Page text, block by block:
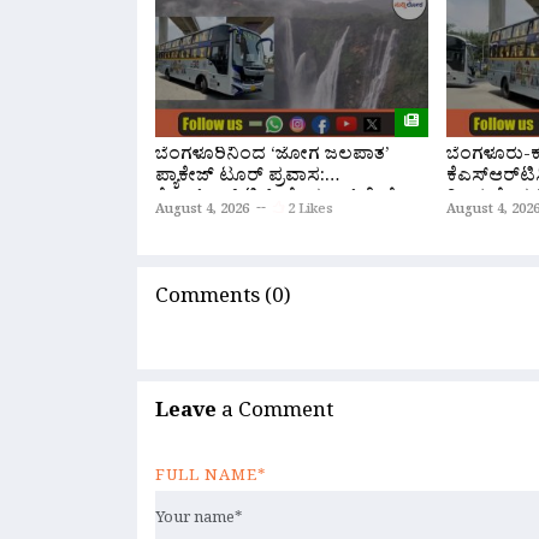
ಬೆಂಗಳೂರಿನಿಂದ ‘ಜೋಗ ಜಲಪಾತ’
ಪ್ಯಾಕೇಜ್ ಟೂರ್ ಪ್ರವಾಸ:
ಕೆ.ಎಸ್.ಆರ್.ಟಿ.ಸಿ ಹೊಸ ಬಸ್ ಸೇವೆ
ಆರಂಭ
August 4, 2026 2 Likes
ಬೆಂಗಳೂರು-
ಕೆಎಸ್‌ಆರ್‌ಟಿಸಿ
ರಿಂದ ಹೊಸ
ಆರಂಭ;
August 4, 2026
Comments (0)
Leave a Comment
FULL NAME*